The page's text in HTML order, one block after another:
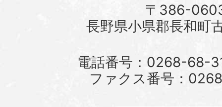
〒386-
長野県小県郡長和町
電話番号：0268-68-
ファクス番号：